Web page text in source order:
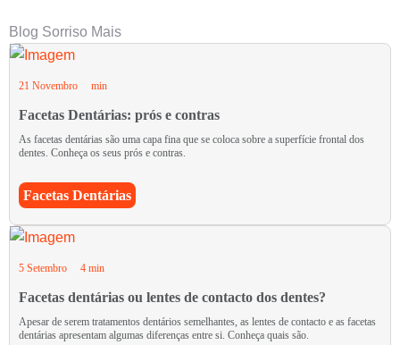
Blog Sorriso Mais
21 Novembro min
Facetas Dentárias: prós e contras
As facetas dentárias são uma capa fina que se coloca sobre a superfície frontal dos
dentes. Conheça os seus prós e contras.
Facetas Dentárias
5 Setembro 4 min
Facetas dentárias ou lentes de contacto dos dentes?
Apesar de serem tratamentos dentários semelhantes, as lentes de contacto e as facetas
dentárias apresentam algumas diferenças entre si. Conheça quais são.